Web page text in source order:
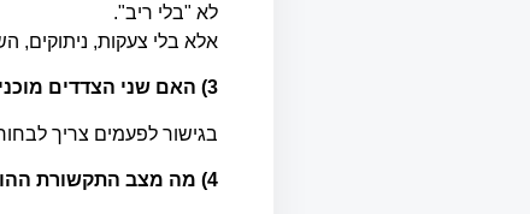
לא "בלי ריב".
אלא בלי צעקות, ניתוקים,
3) האם שני הצדדים
בגישור לפעמים צריך
4) מה מצב התקשורת